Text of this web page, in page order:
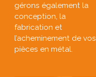
gérons également la
conception, la
fabrication et
l’acheminement de vos
pièces en métal.